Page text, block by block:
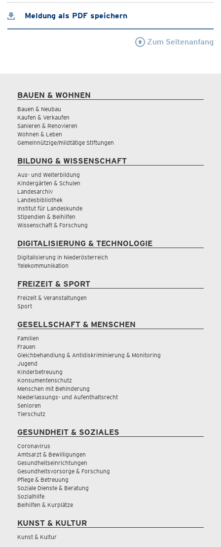
Meldung als PDF speichern
Zum Seitenanfang
BAUEN & WOHNEN
Bauen & Neubau
Kaufen & Verkaufen
Sanieren & Renovieren
Wohnen & Leben
Gemeinnützige/mildtätige Stiftungen
BILDUNG & WISSENSCHAFT
Aus- und Weiterbildung
Kindergärten & Schulen
Landesarchiv
Landesbibliothek
Institut für Landeskunde
Stipendien & Beihilfen
Wissenschaft & Forschung
DIGITALISIERUNG & TECHNOLOGIE
Digitalisierung in Niederösterreich
Telekommunikation
FREIZEIT & SPORT
Freizeit & Veranstaltungen
Sport
GESELLSCHAFT & MENSCHEN
Familien
Frauen
Gleichbehandlung & Antidiskriminierung & Monitoring
Jugend
Kinderbetreuung
Konsumentenschutz
Menschen mit Behinderung
Niederlassungs- und Aufenthaltsrecht
Senioren
Tierschutz
GESUNDHEIT & SOZIALES
Coronavirus
Amtsarzt & Bewilligungen
Gesundheitseinrichtungen
Gesundheitsvorsorge & Forschung
Pflege & Betreuung
Soziale Dienste & Beratung
Sozialhilfe
Beihilfen & Kurplätze
KUNST & KULTUR
Kunst & Kultur